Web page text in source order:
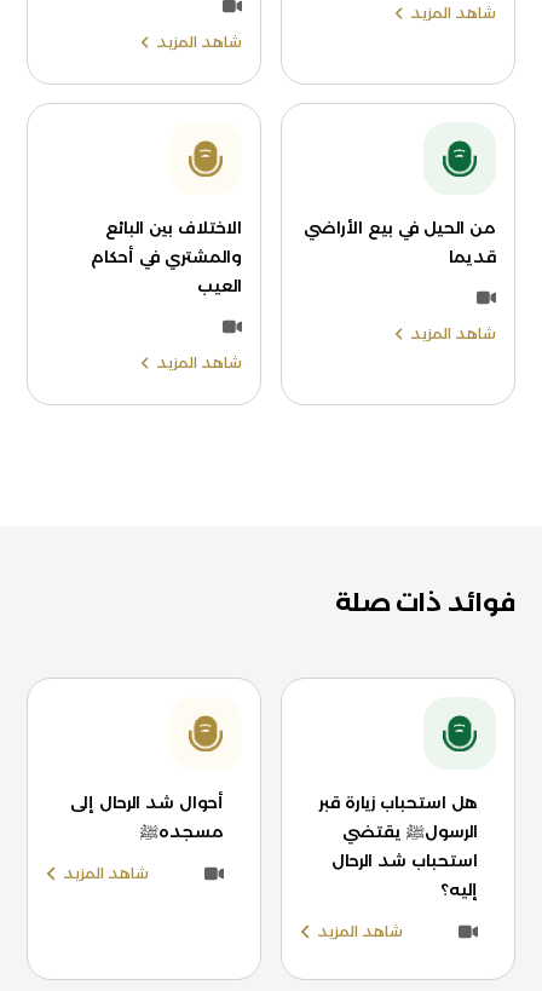
شاهد المزيد
شاهد المزيد
من الحيل في بيع الأراضي
قديما
شاهد المزيد
الاختلاف بين البائع
والمشتري في أحكام
العيب
شاهد المزيد
فوائد ذات صلة
هل استحباب زيارة قبر
الرسولﷺ يقتضي
استحباب شد الرحال
إليه؟
شاهد المزيد
أحوال شد الرحال إلى
مسجدهﷺ
شاهد المزيد